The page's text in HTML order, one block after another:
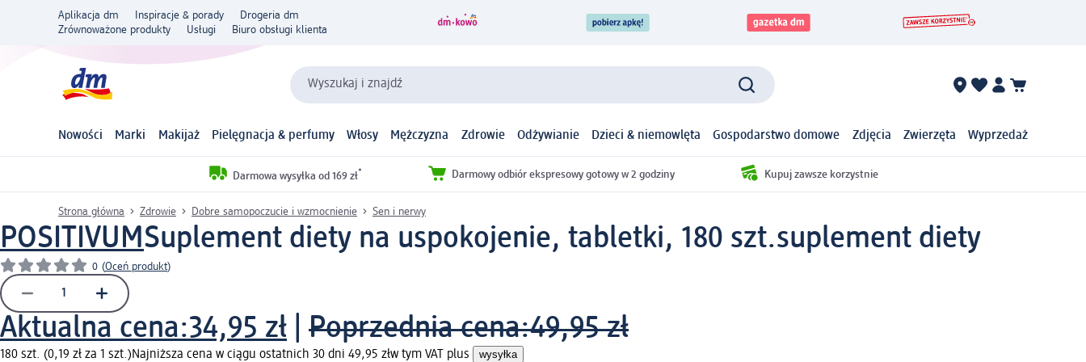
Aplikacja dm Inspiracje & porady
Drogeria dm
Zrównoważone produkty
Usługi Biuro obsługi klienta
Wyszukaj i znajdź
Nowości Marki Makijaż Pielęgnacja & perfumy Włosy Mężczyzna Zdrowie Odżywianie Dzieci & niemowlęta Gospodarstwo domowe Zdjęcia Zwierzęta Wyprzedaż
Darmowa wysyłka od 169 zł* Darmowy odbiór ekspresowy gotowy w 2 godziny Kupuj zawsze korzystnie
Strona główna Zdrowie Dobre samopoczucie i wzmocnienie Sen i nerwy
POSITIVUMSuplement diety na uspokojenie, tabletki, 180 szt.suplement diety
0 (Oceń produkt)
Aktualna cena:34,95 zł Poprzednia cena:49,95 zł
180 szt. (0,19 zł za 1 szt.)Najniższa cena w ciągu ostatnich 30 dni 49,95 złw tym VAT plus wysyłka